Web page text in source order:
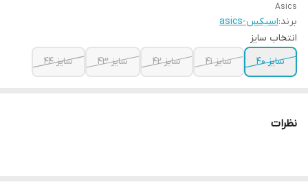
Asics
برند:اسیکس-asics
انتخاب سایز
سایز ۴۰
سایز ۴۱ سایز ۴۲ سایز ۴۳ سایز ۴۴
نظرات